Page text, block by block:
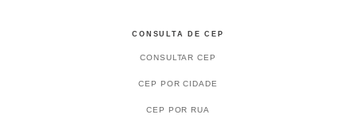
CONSULTA DE CEP
CONSULTAR CEP
CEP POR CIDADE
CEP POR RUA